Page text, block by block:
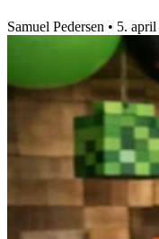
Samuel Pedersen • 5.